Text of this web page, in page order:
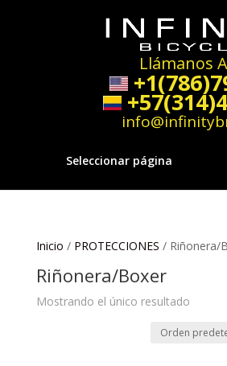
Llámanos
Seleccionar página
Inicio / PROTECCIONES / Riñonera/
Riñonera/Boxer
Mostrando el único resultado